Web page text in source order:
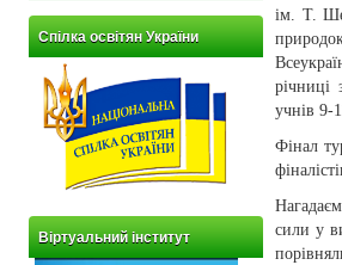
Спілка освітян України
Віртуальний інститут
ім. Т.
річниці
учнів 9-
Фінал
сили у